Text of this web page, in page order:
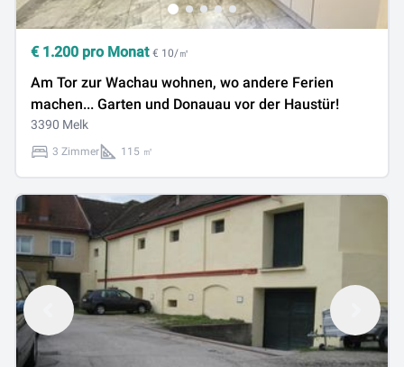
€ 1.200 pro Monat € 10/㎡
Am Tor zur Wachau wohnen, wo andere Ferien
machen... Garten und Donauau vor der Haustür!
3390 Melk
3 Zimmer 115 ㎡